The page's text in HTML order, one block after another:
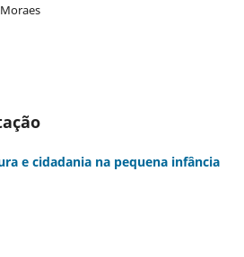
e cidadania na pequena infância